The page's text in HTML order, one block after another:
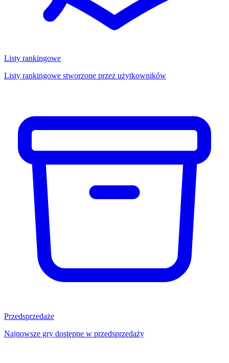
Listy rankingowe
Listy rankingowe stworzone przez użytkowników
Przedsprzedaże
Najnowsze gry dostępne w przedsprzedaży